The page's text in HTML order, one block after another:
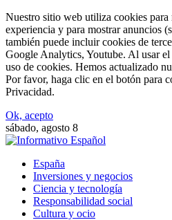
Nuestro sitio web utiliza cookies para
experiencia y para mostrar anuncios
también puede incluir cookies de
Google Analytics, Youtube. Al usar
uso de cookies. Hemos actualizado
Por favor, haga clic en el botón para
Privacidad.
Ok, acepto
sábado, agosto 8
España
Inversiones y negocios
Ciencia y tecnología
Responsabilidad social
Cultura y ocio